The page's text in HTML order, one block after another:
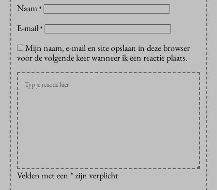
Naam *
E-mail *
Mijn naam, e-mail en site opslaan in deze browser
voor de volgende keer wanneer ik een reactie plaats.
Velden met een * zijn verplicht